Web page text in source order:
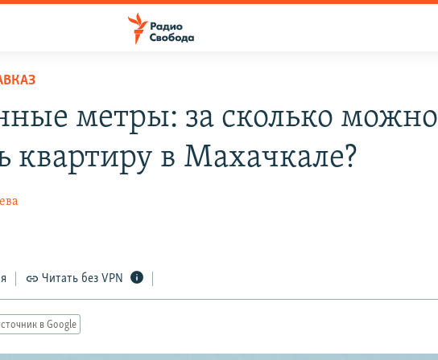
метры: за сколько можно
квартиру в Махачкале?
Читать без VPN
в Google